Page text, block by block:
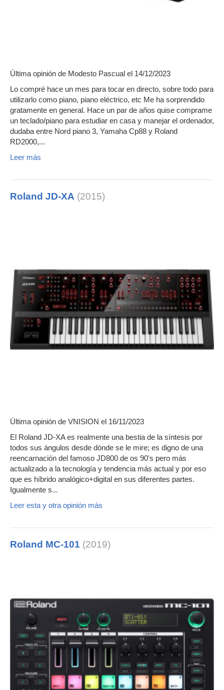
Última opinión de Modesto Pascual el 14/12/2023
Lo compré hace un mes para tocar en directo, sobre todo para
utilizarlo como piano, piano eléctrico, etc Me ha sorprendido
gratamente en general. Hace un par de años quise comprame
un teclado/piano para estudiar en casa y manejar el ordenador,
dudaba entre Nord piano 3, Yamaha Cp88 y Roland
RD2000,...
Leer más
Roland JD-XA (2015)
Última opinión de VNISION el 16/11/2023
El Roland JD-XA es realmente una bestia de la síntesis por
todos sus ángulos desde dónde se le mire; es digno de una
reencarnación del famoso JD800 de os 90's pero más
actualizado a la tecnología y tendencia más actual y por eso
que es híbrido analógico+digital en sus diferentes partes.
Igualmente s...
Leer esta y otra opinión más
Roland MC-101 (2019)